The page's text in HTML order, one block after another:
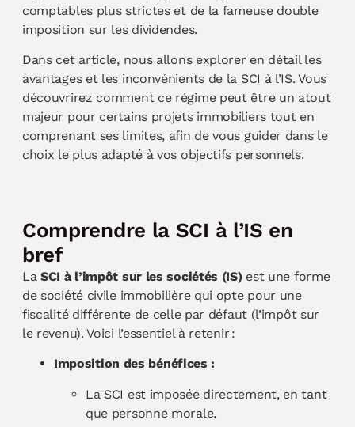
comptables plus strictes et de la fameuse double
imposition sur les dividendes.
Dans cet article, nous allons explorer en détail les
avantages et les inconvénients de la SCI à l’IS. Vous
découvrirez comment ce régime peut être un atout
majeur pour certains projets immobiliers tout en
comprenant ses limites, afin de vous guider dans le
choix le plus adapté à vos objectifs personnels.
Comprendre la SCI à l’IS en
bref
LaSCI à l’impôt sur les sociétés (IS)est une forme
de société civile immobilière qui opte pour une
fiscalité différente de celle par défaut (l’impôt sur
le revenu). Voici l’essentiel à retenir :
Imposition des bénéfices :
La SCI est imposée directement, en tant
que personne morale.